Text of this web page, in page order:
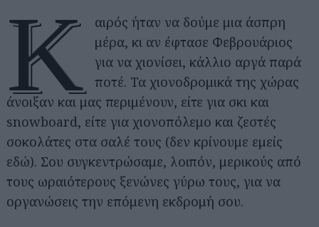
Κ
αιρός ήταν να δούμε μια άσπρη
μέρα, κι αν έφτασε Φεβρουάριος
για να χιονίσει, κάλλιο αργά παρά
ποτέ. Τα χιονοδρομικά της χώρας
άνοιξαν και μας περιμένουν, είτε για σκι και
snowboard, είτε για χιονοπόλεμο και ζεστές
σοκολάτες στα σαλέ τους (δεν κρίνουμε εμείς
εδώ). Σου συγκεντρώσαμε, λοιπόν, μερικούς από
τους ωραιότερους ξενώνες γύρω τους, για να
οργανώσεις την επόμενη εκδρομή σου.